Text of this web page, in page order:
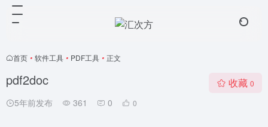
首页 • 软件工具 • PDF工具 • 正文
pdf2doc
5年前发布 361 0 0
收藏 0